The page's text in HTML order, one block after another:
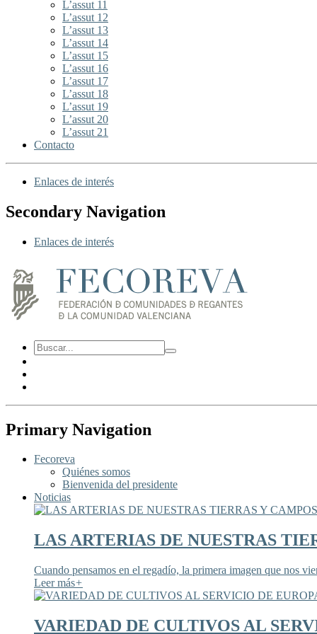
L’assut 11
L’assut 12
L’assut 13
L’assut 14
L’assut 15
L’assut 16
L’assut 17
L’assut 18
L’assut 19
L’assut 20
L’assut 21
Contacto
Enlaces de interés
Secondary Navigation
Enlaces de interés
Primary Navigation
Fecoreva
Quiénes somos
Bienvenida del presidente
Noticias
LAS ARTERIAS DE NUESTRAS
Cuando pensamos en el regadío, la primera imagen que nos
Leer más+
VARIEDAD DE CULTIVOS AL